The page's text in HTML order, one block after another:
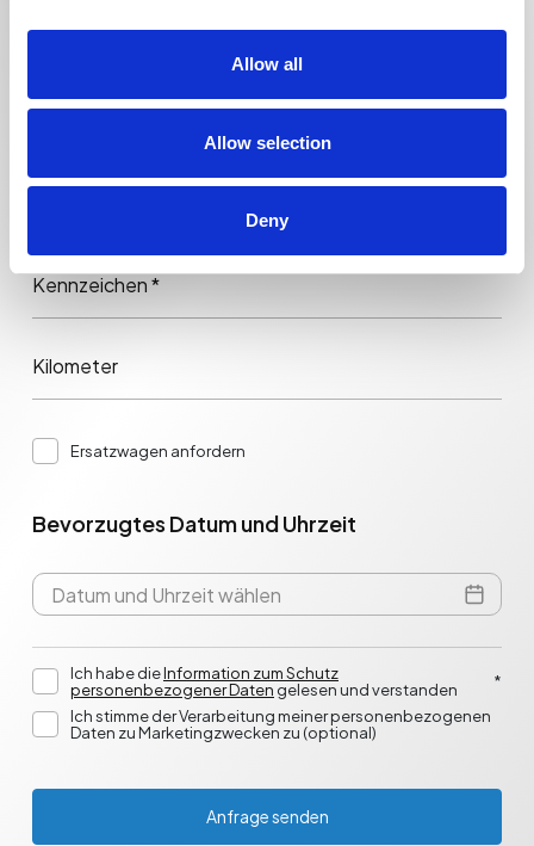
Allow all
Allow selection
Deny
Kennzeichen *
Kilometer
Ersatzwagen anfordern
Bevorzugtes Datum und Uhrzeit
Ich habe dieInformation zum Schutz
personenbezogener Daten gelesen und verstanden
*
Ich stimme der Verarbeitung meiner personenbezogenen
Daten zu Marketingzwecken zu (optional)
Anfrage senden